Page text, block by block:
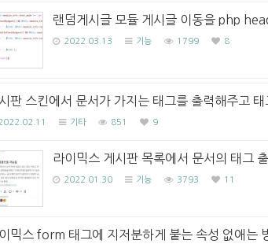
랜덤게시글 모듈 게시글 이동을 php
2022.03.13 기능 1799 8
판 스킨에서 문서가 가지는 태그를 출력해주고
기타 851 9
라이믹스 게시판 목록에서 문서의 태그
2022.01.30 기능 3793 11
믹스 form 태그에 지저분하게 붙는 속성 없애는